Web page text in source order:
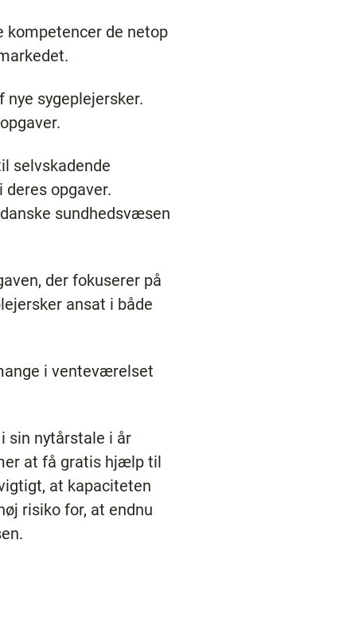
kompetencer de netop
sygeplejersker.
selvskadende
opgaver.
sundhedsvæsen
der fokuserer på
ansat i både
i venteværelset
sin nytårstale i år
at få gratis hjælp til
at kapaciteten
risiko for, at endnu